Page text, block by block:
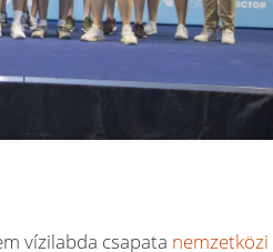
vízilabda csapata nemzetközi